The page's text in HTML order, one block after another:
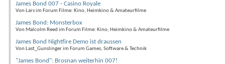
James Bond 007 - Casino Royale
Von Lars im Forum Filme: Kino, Heimkino & Amateurfilme
James Bond: Monsterbox
Von Malcolm Reed im Forum Filme: Kino, Heimkino & Amateurfilme
James Bond Nightfire Demo ist draussen
Von Last_Gunslinger im Forum Games, Software & Technik
"James Bond": Brosnan weiterhin 007!